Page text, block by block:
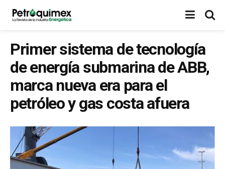
Primer sistema de tecnología
de energía submarina de ABB,
marca nueva era para el
petróleo y gas costa afuera